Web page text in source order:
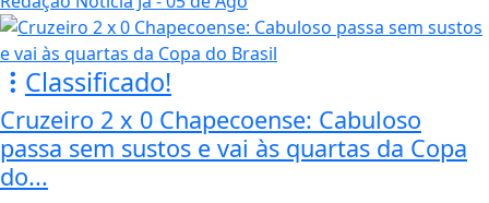
Classificado!
Cruzeiro 2 x 0 Chapecoense: Cabuloso
passa sem sustos e vai às quartas da Copa
do...